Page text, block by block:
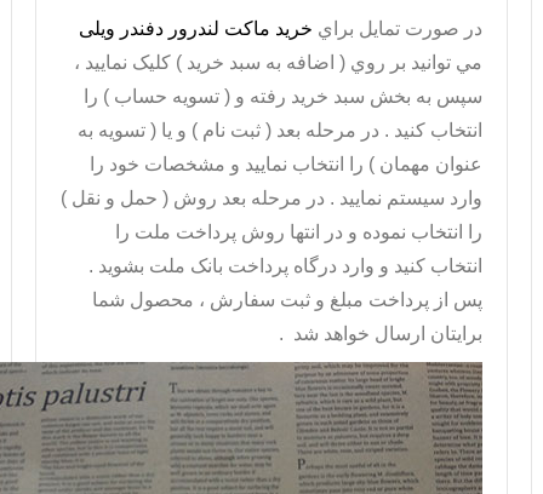
در صورت تمايل براي خريد ماکت لندرور دفندر ویلی
مي توانيد بر روي ( اضافه به سبد خريد ) کليک نماييد ،
سپس به بخش سبد خريد رفته و ( تسويه حساب ) را
انتخاب کنيد . در مرحله بعد ( ثبت نام ) و يا ( تسويه به
عنوان مهمان ) را انتخاب نماييد و مشخصات خود را
وارد سيستم نماييد . در مرحله بعد روش ( حمل و نقل )
را انتخاب نموده و در انتها روش پرداخت ملت را
انتخاب کنيد و وارد درگاه پرداخت بانک ملت بشويد .
پس از پرداخت مبلغ و ثبت سفارش ، محصول شما
برايتان ارسال خواهد شد .